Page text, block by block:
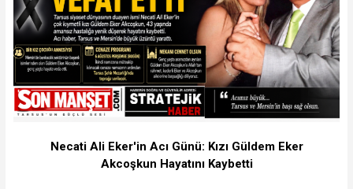
Necati Ali Eker'in Acı Günü: Kızı Güldem Eker
Akcoşkun Hayatını Kaybetti